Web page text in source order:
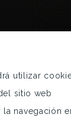
utilizar
sitio web
navegación